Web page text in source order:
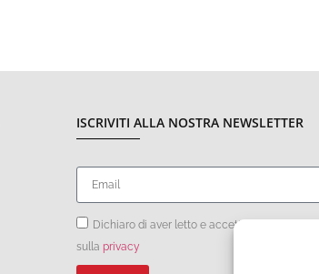
ISCRIVITI ALLA NOSTRA NEWSLETTER
Dichiaro di aver letto e accettato le condizioni
sulla privacy